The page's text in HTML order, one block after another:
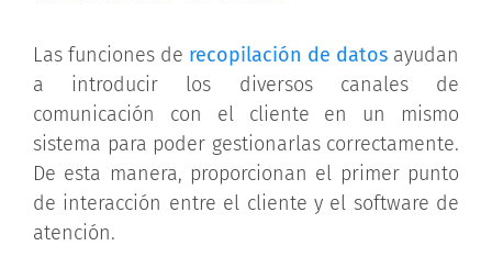
Las funciones de recopilación de datos ayudan
a introducir los diversos canales de
comunicación con el cliente en un mismo
sistema para poder gestionarlas correctamente.
De esta manera, proporcionan el primer punto
de interacción entre el cliente y el software de
atención.